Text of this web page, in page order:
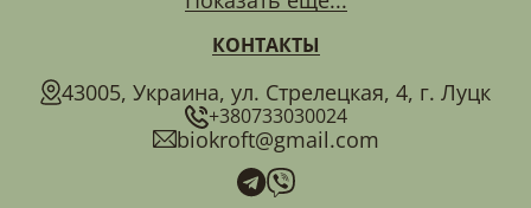
КОНТАКТЫ
43005, Украина, ул. Стрелецкая, 4, г. Луцк
+380733030024
biokroft@gmail.com